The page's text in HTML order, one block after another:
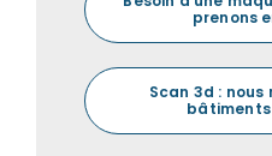
prenons
Scan 3d : nous
bâtiments